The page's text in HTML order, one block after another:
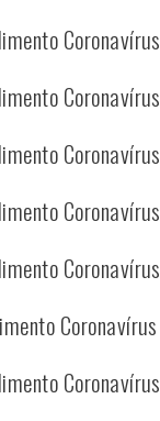
Coronavírus
Coronavírus
Coronavírus
Coronavírus
Coronavírus
Coronavírus
Coronavírus